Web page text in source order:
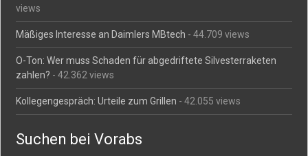
views
Mäßiges Interesse an Daimlers MBtech - 44.709 views
O-Ton: Wer muss Schaden für abgedriftete Silvesterraketen
zahlen? - 42.362 views
Kollegengespräch: Urteile zum Grillen - 42.055 views
Suchen bei Vorabs